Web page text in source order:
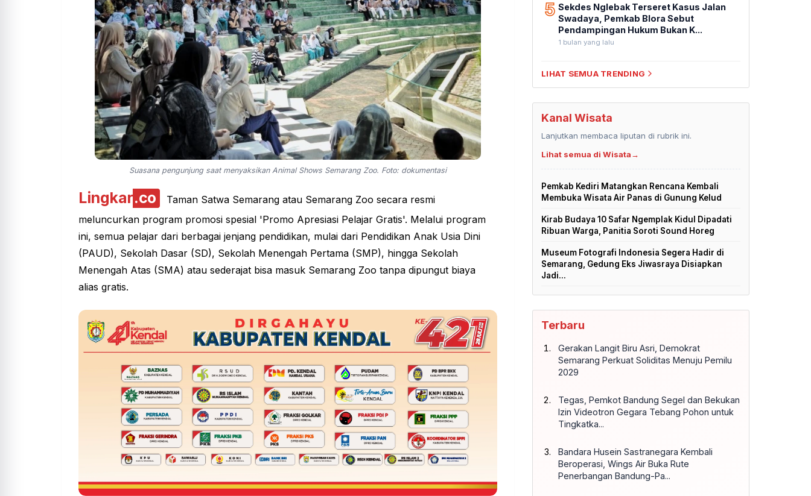
Suasana pengunjung saat menyaksikan Animal Shows Semarang Zoo. Foto: dokumentasi
Lingkar.co
Taman Satwa Semarang atau Semarang Zoo secara resmi
meluncurkan program promosi spesial 'Promo Apresiasi Pelajar Gratis'. Melalui program
ini, semua pelajar dari berbagai jenjang pendidikan, mulai dari Pendidikan Anak Usia Dini
(PAUD), Sekolah Dasar (SD), Sekolah Menengah Pertama (SMP), hingga Sekolah
Menengah Atas (SMA) atau sederajat bisa masuk Semarang Zoo tanpa dipungut biaya
alias gratis.
5 Sekdes Nglebak Terseret Kasus Jalan
Swadaya, Pemkab Blora Sebut
Pendampingan Hukum Bukan K...
1 bulan yang lalu
LIHAT SEMUA TRENDING
Kanal Wisata
Lanjutkan membaca liputan di rubrik ini.
Lihat semua di Wisata→
Pemkab Kediri Matangkan Rencana Kembali
Membuka Wisata Air Panas di Gunung Kelud
Kirab Budaya 10 Safar Ngemplak Kidul Dipadati
Ribuan Warga, Panitia Soroti Sound Horeg
Museum Fotografi Indonesia Segera Hadir di
Semarang, Gedung Eks Jiwasraya Disiapkan
Jadi...
Terbaru
Gerakan Langit Biru Asri, Demokrat
Semarang Perkuat Soliditas Menuju Pemilu
2029
Tegas, Pemkot Bandung Segel dan Bekukan
Izin Videotron Gegara Tebang Pohon untuk
Tingkatka...
Bandara Husein Sastranegara Kembali
Beroperasi, Wings Air Buka Rute
Penerbangan Bandung-Pa...